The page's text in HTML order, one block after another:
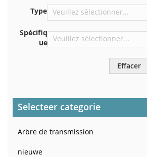
Dans le montant de porte arrière droit
Type
Spécifiq
ue
Effacer
Selecteer categorie
Arbre de transmission
nieuwe